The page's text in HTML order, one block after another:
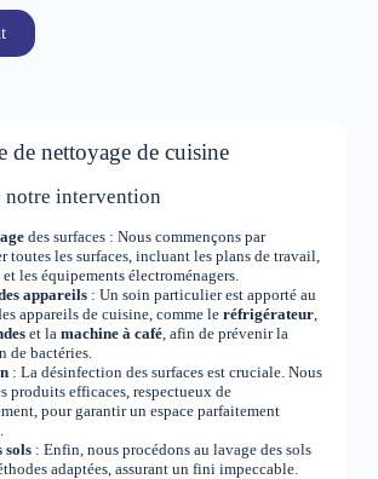
de nettoyage de cuisine
notre intervention
des surfaces : Nous commençons par
toutes les surfaces, incluant les plans de travail,
et les équipements électroménagers.
appareils : Un soin particulier est apporté au
appareils de cuisine, comme leréfrigérateur
et lamachine à café , afin de prévenir la
de bactéries.
: La désinfection des surfaces est cruciale. Nous
produits efficaces, respectueux de
pour garantir un espace parfaitement
sols : Enfin, nous procédons au lavage des sols
adaptées, assurant un fini impeccable.